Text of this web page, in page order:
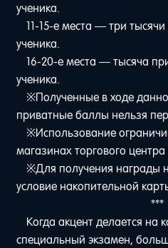
ученика.
11-15-е места — три
ученика.
16-20-е места — тысяча
ученика.
※Полученные в ходе
приватные баллы нельзя
※Использование
магазинах торгового центра
※Для получения награды
условие накопительной
***
Когда акцент делается на
специальный экзамен,